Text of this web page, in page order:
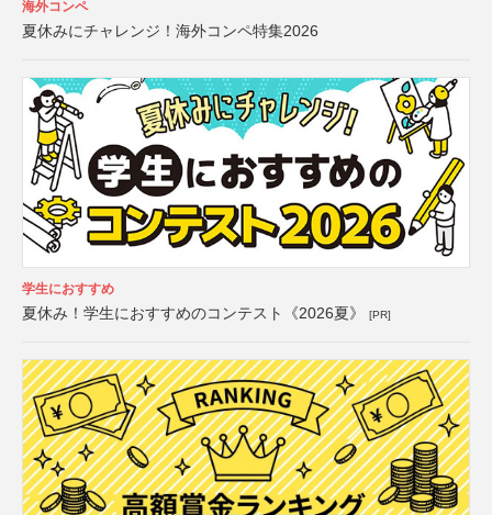
海外コンペ
夏休みにチャレンジ！海外コンペ特集2026
学生におすすめ
夏休み！学生におすすめのコンテスト《2026夏》 [PR]